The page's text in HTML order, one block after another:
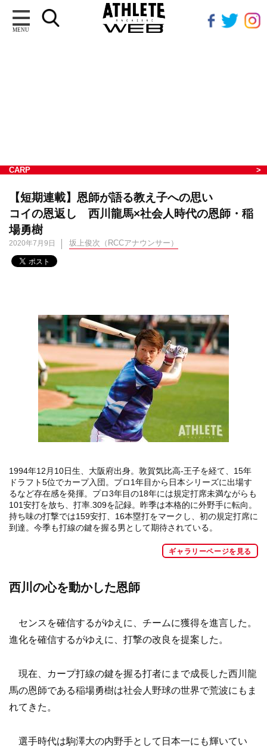
MENU
CARP
【短期連載】恩師が語る教え子への思い
コイの恩返し 西川龍馬×社会人時代の恩師・稲
場勇樹
2020年7月9日 坂上俊次（RCCアナウンサー）
1994年12月10日生、大阪府出身。敦賀気比高-王子を経て、15年
ドラフト5位でカープ入団。プロ1年目から日本シリーズに出場す
るなど存在感を発揮。プロ3年目の18年には規定打席未満ながらも
101安打を放ち、打率.309を記録。昨季は本格的に外野手に転向。
持ち味の打撃では159安打、16本塁打をマークし、初の規定打席に
到達。今季も打線の鍵を握る男として期待されている。
ギャラリーページを見る
西川の心を動かした恩師
センスを確信するがゆえに、チームに獲得を進言した。
進化を確信するがゆえに、打撃の改良を提案した。
現在、カープ打線の鍵を握る打者にまで成長した西川龍
馬の恩師である稲場勇樹は社会人野球の世界で荒波にもま
れてきた。
選手時代は駒澤大の内野手として日本一にも輝いてい